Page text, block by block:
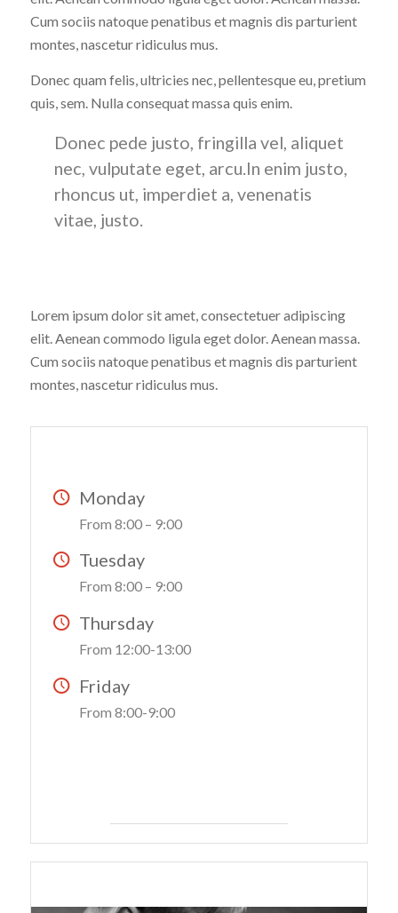
Cum sociis natoque penatibus et magnis dis parturient
montes, nascetur ridiculus mus.
Donec quam felis, ultricies nec, pellentesque eu, pretium
quis, sem. Nulla consequat massa quis enim.
Donec pede justo, fringilla vel, aliquet
nec, vulputate eget, arcu.In enim justo,
rhoncus ut, imperdiet a, venenatis
vitae, justo.
Lorem ipsum dolor sit amet, consectetuer adipiscing
elit. Aenean commodo ligula eget dolor. Aenean massa.
Cum sociis natoque penatibus et magnis dis parturient
montes, nascetur ridiculus mus.
Monday
From 8:00 – 9:00
Tuesday
From 8:00 – 9:00
Thursday
From 12:00-13:00
Friday
From 8:00-9:00